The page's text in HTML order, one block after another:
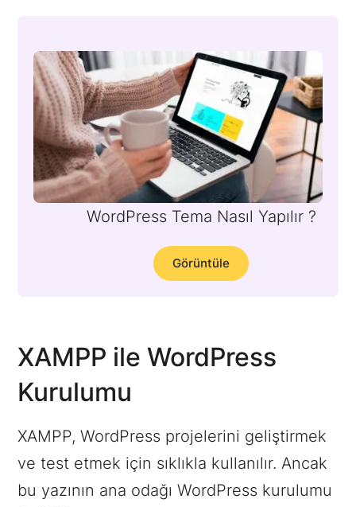
WordPress Tema Nasıl Yapılır ?
Görüntüle
XAMPP ile WordPress
Kurulumu
XAMPP, WordPress projelerini geliştirmek
ve test etmek için sıklıkla kullanılır. Ancak
bu yazının ana odağı WordPress kurulumu